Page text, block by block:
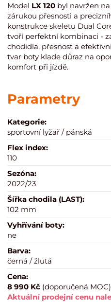
Model LX 120 byl navržen
zárukou přesnosti a
konstrukce skeletu Dual
tvoří perfektní kombinaci -
chodidla, přesnost a
tvar boty klade důraz na
komfort při jízdě.
Parametry
Kategorie:
sportovní lyžař / pánská
Flex index:
110
Sezóna:
2022/23
Šířka chodila (LAST):
102 mm
Vyhřívání boty:
ne
Barva:
černá / žlutá
Cena:
8 990 Kč (doporučená MOC)
Aktuální prodejní cenu